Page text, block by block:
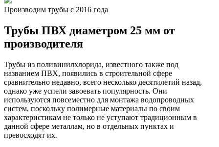
Производим трубы с 2016 года
Трубы ПВХ диаметром 25 мм от
производителя
Трубы из поливинилхлорида, известного также под
названием ПВХ, появились в строительной сфере
сравнительно недавно, всего несколько десятилетий назад,
однако уже успели завоевать популярность. Они
используются повсеместно для монтажа водопроводных
систем, поскольку полимерные материалы по своим
характеристикам не только не уступают традиционным в
данной сфере металлам, но в отдельных пунктах и
превосходят их.